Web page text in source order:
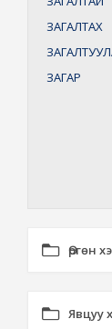
ЗАГАЛТАХ
ЗАГАР
Өргөн
Явцуу